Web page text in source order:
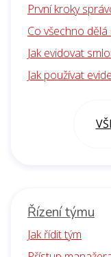
První kroky
Co všechno
Jak evidovat
Jak používat
Řízení týmu
Jak řídit tým